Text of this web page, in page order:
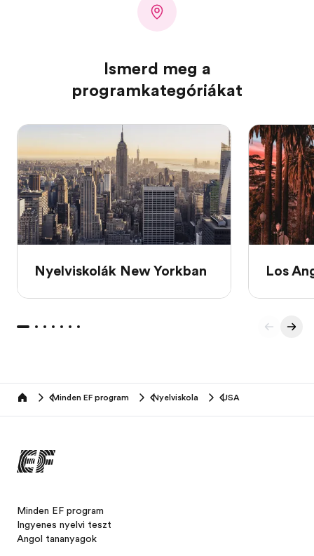
Ismerd meg a
programkategóriákat
Nyelviskolák New Yorkban Los
home Minden EF program Nyelviskola USA
Minden EF program
Ingyenes nyelvi teszt
Angol tananyagok